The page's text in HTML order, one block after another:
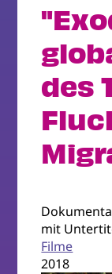
des
mit
Filme
2018